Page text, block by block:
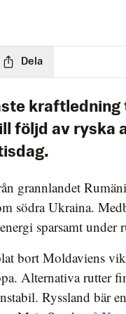
Dela
kraftledning
följd av ryska
grannlandet
södra Ukraina.
sparsamt under
bort Moldaviens
Alternativa rutter
Ryssland bär